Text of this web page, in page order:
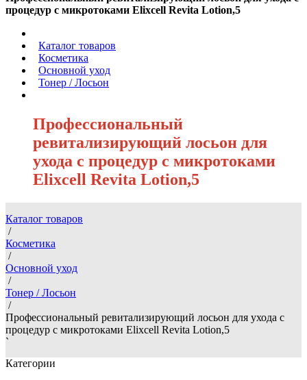
процедур с микротоками Elixcell Revita Lotion,5
Каталог товаров
Косметика
Основной уход
Тонер / Лосьон
Профессиональный
ревитализирующий лосьон для
ухода с процедур с микротоками
Elixcell Revita Lotion,5
Каталог товаров
/
Косметика
/
Основной уход
/
Тонер / Лосьон
/
Профессиональный ревитализирующий лосьон для ухода с
процедур с микротоками Elixcell Revita Lotion,5
`
Категории